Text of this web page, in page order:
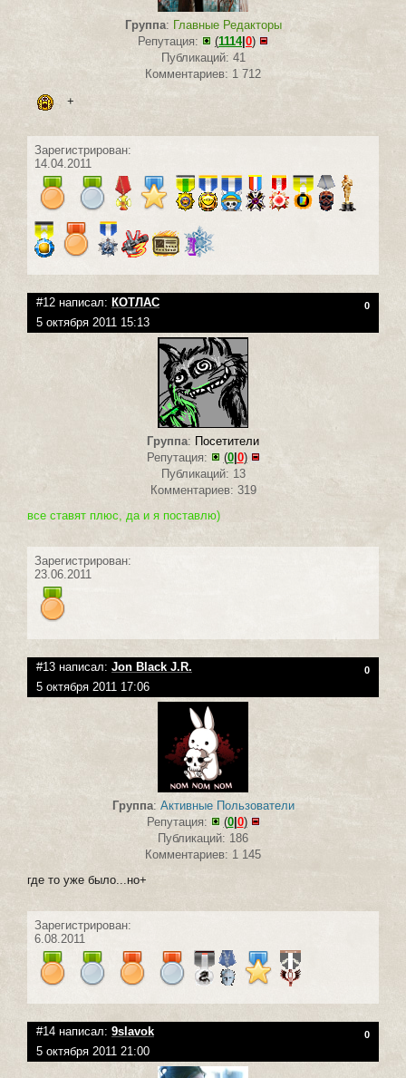
Группа: Главные Редакторы
Репутация:
(1114| 0)
Публикаций: 41
Комментариев: 1 712
+
Зарегистрирован:
14.04.2011
#12 написал: КОТЛАС 0
5 октября 2011 15:13
Группа: Посетители
Репутация:
(0| 0)
Публикаций: 13
Комментариев: 319
все ставят плюс, да и я поставлю)
Зарегистрирован:
23.06.2011
#13 написал: Jon Black J.R. 0
5 октября 2011 17:06
Группа: Активные Пользователи
Репутация:
(0| 0)
Публикаций: 186
Комментариев: 1 145
где то уже было...но+
Зарегистрирован:
6.08.2011
#14 написал: 9slavok 0
5 октября 2011 21:00